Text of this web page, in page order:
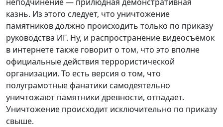
казнь. Из этого следует, что уничтожение
памятников должно происходить только по приказу
руководства ИГ. Ну, и распространение видеосъёмок
в интернете также говорит о том, что это вполне
официальные действия террористической
организации. То есть версия о том, что
полуграмотные фанатики самодеятельно
уничтожают памятники древности, отпадает.
Уничтожение происходит исключительно по приказу
свыше.